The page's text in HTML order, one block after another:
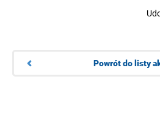
Powrót do listy